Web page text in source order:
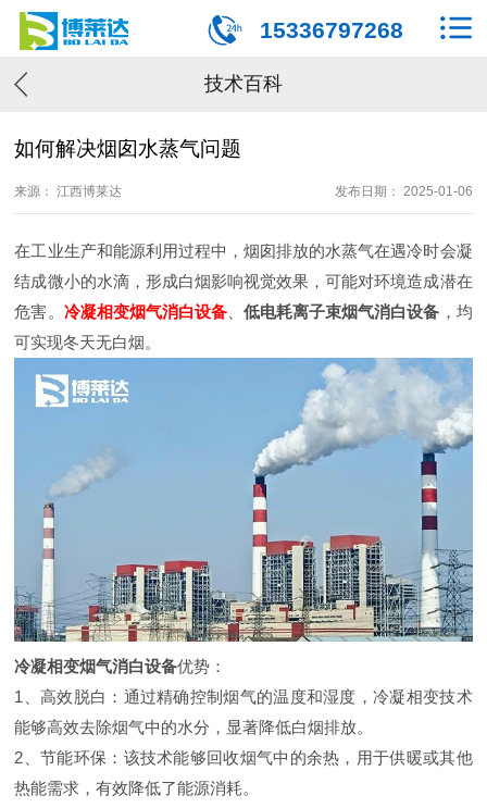
15336797268
技术百科
如何解决烟囱水蒸气问题
来源： 江西博莱达 发布日期： 2025-01-06
在工业生产和能源利用过程中，烟囱排放的水蒸气在遇冷时会凝
结成微小的水滴，形成白烟影响视觉效果，可能对环境造成潜在
危害。 冷凝相变烟气消白设备、低电耗离子束烟气消白设备 ，均
可实现冬天无白烟。
冷凝相变烟气消白设备优势：
1、高效脱白：通过精确控制烟气的温度和湿度，冷凝相变技术
能够高效去除烟气中的水分，显著降低白烟排放。
2、节能环保：该技术能够回收烟气中的余热，用于供暖或其他
热能需求，有效降低了能源消耗。